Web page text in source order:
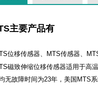
主要产品有
位移传感器、MTS传感器、
磁致伸缩位移传感器适用于高
无故障时间为23年，美国MTS